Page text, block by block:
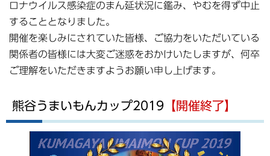
ロナウイルス感染症のまん延状況に鑑み、やむを得ず中止
することとなりました。
開催を楽しみにされていた皆様、ご協力をいただいている
関係者の皆様には大変ご迷惑をおかけいたしますが、何卒
ご理解をいただきますようお願い申し上げます。
熊谷うまいもんカップ2019 【開催終了】